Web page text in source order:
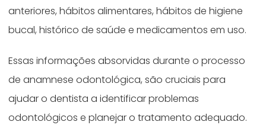
anteriores, hábitos alimentares, hábitos de higiene
bucal, histórico de saúde e medicamentos em uso.
Essas informações absorvidas durante o processo
de anamnese odontológica, são cruciais para
ajudar o dentista a identificar problemas
odontológicos e planejar o tratamento adequado.